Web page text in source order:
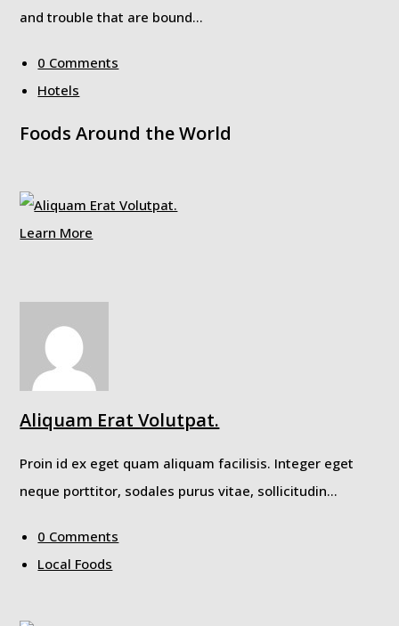
and trouble that are bound…
0 Comments
Hotels
Foods Around the World
Learn More
Aliquam Erat Volutpat.
Proin id ex eget quam aliquam facilisis. Integer eget
neque porttitor, sodales purus vitae, sollicitudin…
0 Comments
Local Foods